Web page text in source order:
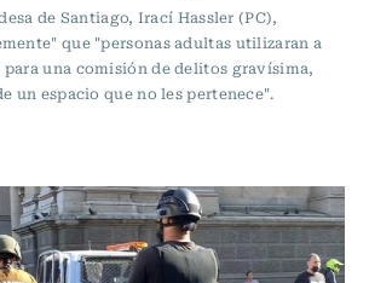
de Santiago, Irací Hassler (PC),
que "personas adultas utilizaran a
para una comisión de delitos gravísima,
un espacio que no les pertenece".